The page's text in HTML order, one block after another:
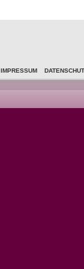
IMPRESSUM